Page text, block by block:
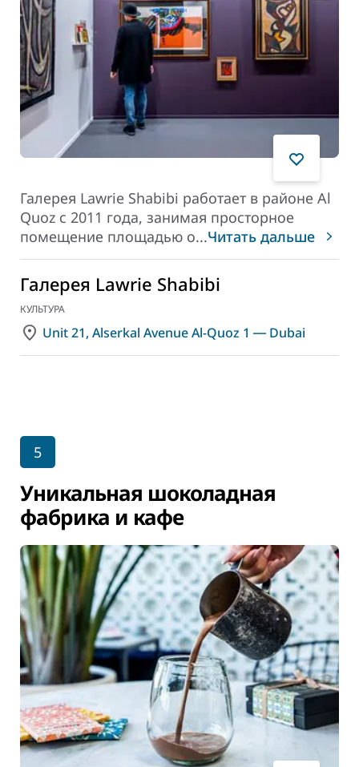
Галерея Lawrie Shabibi работает в районе Al
Quoz с 2011 года, занимая просторное
помещение площадью о...Читать дальше
Галерея Lawrie Shabibi
КУЛЬТУРА
Unit 21, Alserkal Avenue Al-Quoz 1 ― Dubai
5
Уникальная шоколадная
фабрика и кафе